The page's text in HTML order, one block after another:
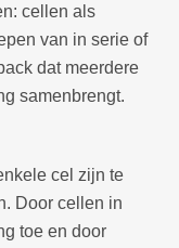
cellen als
van in serie of
dat meerdere
samenbrengt.
cel zijn te
Door cellen in
toe en door